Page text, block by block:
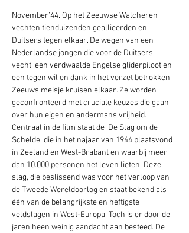
November’44. Op het Zeeuwse Walcheren
vechten tienduizenden geallieerden en
Duitsers tegen elkaar. De wegen van een
Nederlandse jongen die voor de Duitsers
vecht, een verdwaalde Engelse gliderpiloot en
een tegen wil en dank in het verzet betrokken
Zeeuws meisje kruisen elkaar. Ze worden
geconfronteerd met cruciale keuzes die gaan
over hun eigen en andermans vrijheid.
Centraal in de film staat de ‘De Slag om de
Schelde’ die in het najaar van 1944 plaatsvond
in Zeeland en West-Brabant en waarbij meer
dan 10.000 personen het leven lieten. Deze
slag, die beslissend was voor het verloop van
de Tweede Wereldoorlog en staat bekend als
één van de belangrijkste en heftigste
veldslagen in West-Europa. Toch is er door de
jaren heen weinig aandacht aan besteed. De